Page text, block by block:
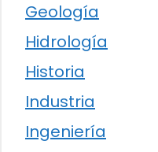
Geología
Hidrología
Historia
Industria
Ingeniería